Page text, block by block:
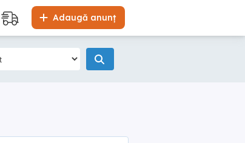
Adaugă anunț